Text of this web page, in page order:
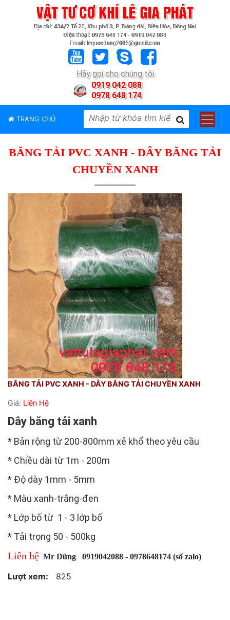
Hãy gọi cho chúng tôi
0919 042 088
0978 648 174
TRANG CHỦ
PHẨM
HIỆU
TIN
BĂNG TẢI PVC XANH - DÂY BĂNG TẢI
CHUYỀN XANH
BĂNG TẢI PVC XANH - DÂY BĂNG TẢI CHUYỀN XANH
Giá: Liên Hệ
Dây băng tải xanh
* Bản rộng từ 200-800mm xẻ khổ theo yêu cầu
* Chiều dài từ 1m - 200m
* Độ dày 1mm - 5mm
* Màu xanh-trắng-đen
* Lớp bố từ 1 - 3 lớp bố
* Tải trọng 50 - 500kg
Liên hệ Mr Dũng 0919042088 - 0978648174 (số zalo)
Lượt xem: 825